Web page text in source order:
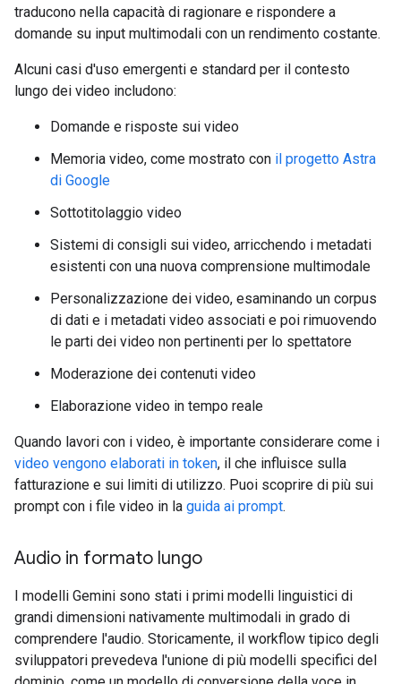
traducono nella capacità di ragionare e rispondere a
domande su input multimodali con un rendimento costante.
Alcuni casi d'uso emergenti e standard per il contesto
lungo dei video includono:
Domande e risposte sui video
Memoria video, come mostrato con il progetto Astra
di Google
Sottotitolaggio video
Sistemi di consigli sui video, arricchendo i metadati
esistenti con una nuova comprensione multimodale
Personalizzazione dei video, esaminando un corpus
di dati e i metadati video associati e poi rimuovendo
le parti dei video non pertinenti per lo spettatore
Moderazione dei contenuti video
Elaborazione video in tempo reale
Quando lavori con i video, è importante considerare come i
video vengono elaborati in token, il che influisce sulla
fatturazione e sui limiti di utilizzo. Puoi scoprire di più sui
prompt con i file video in la guida ai prompt.
Audio in formato lungo
I modelli Gemini sono stati i primi modelli linguistici di
grandi dimensioni nativamente multimodali in grado di
comprendere l'audio. Storicamente, il workflow tipico degli
sviluppatori prevedeva l'unione di più modelli specifici del